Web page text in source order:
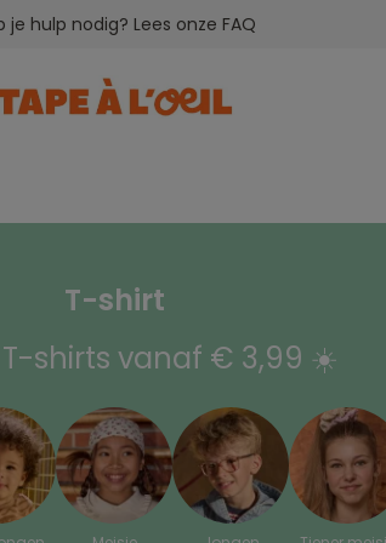
je hulp nodig? Lees onze FAQ
T-shirt
T-shirts vanaf € 3,99 ☀️